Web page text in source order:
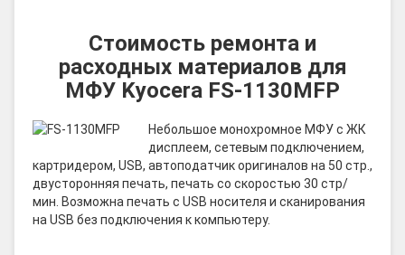
Стоимость ремонта и
расходных материалов для
МФУ Kyocera FS-1130MFP
Небольшое монохромное МФУ с ЖК
дисплеем, сетевым подключением,
картридером, USB, автоподатчик оригиналов на 50 стр.,
двусторонняя печать, печать со скоростью 30 стр/
мин. Возможна печать с USB носителя и сканирования
на USB без подключения к компьютеру.